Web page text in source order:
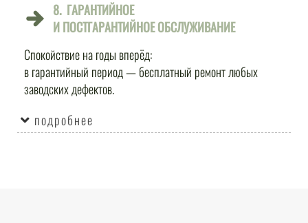
8. ГАРАНТИЙНОЕ
И ПОСТГАРАНТИЙНОЕ ОБСЛУЖИВАНИЕ
Спокойствие на годы вперёд:
в гарантийный период — бесплатный ремонт любых
заводских дефектов.
подробнее